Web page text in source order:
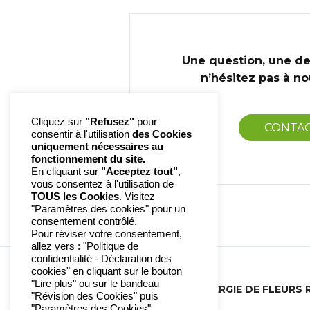
Une question, une
n’hésitez pas à
PYROLE À UNE FLEUR | ENERGIE DE FLEURS
Cliquez sur "Refusez" pour
consentir à l'utilisation des Cookies
uniquement nécessaires au
fonctionnement du site.
En cliquant sur "Acceptez tout",
vous consentez à l'utilisation de
TOUS les Cookies. Visitez
"Paramètres des cookies" pour un
consentement contrôlé.
Pour réviser votre consentement,
allez vers : "Politique de
confidentialité - Déclaration des
cookies" en cliquant sur le bouton
"Lire plus" ou sur le bandeau
"Révision des Cookies" puis